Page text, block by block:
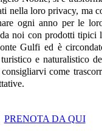
nella loro privacy, ma
ogni anno per le
da noi con prodotti
Gulfi ed è
e naturalistico
come
PRENOTA DA QUI